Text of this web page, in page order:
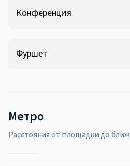
Конференция
Фуршет
Метро
Pасстояния от площадки до